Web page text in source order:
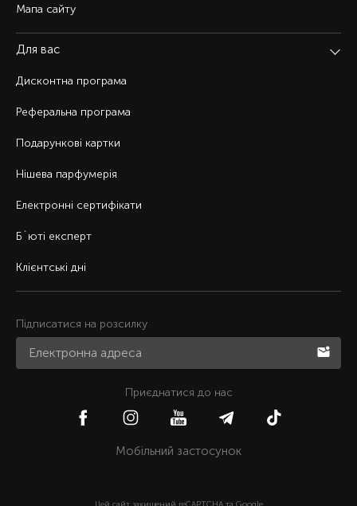
Мапа сайту
Для вас
Дисконтна програма
Реферальна програма
Подарункові картки
Нішева парфумерія
Електронні сертифікати
Б`юті експерт
Клієнтські дні
Підписатися на розсилку
Приєднатися до нас
Мобільний застосунок